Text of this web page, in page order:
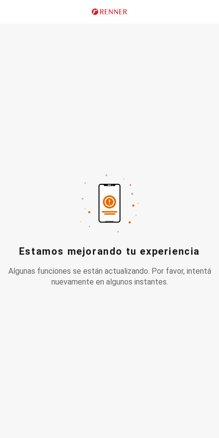
Estamos mejorando tu experiencia
Algunas funciones se están actualizando. Por favor, intentá
nuevamente en algunos instantes.